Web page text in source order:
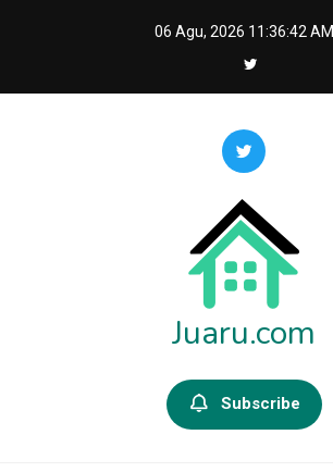
06 Agu, 2026 11:36:43 AM
Juaru.com
Subscribe